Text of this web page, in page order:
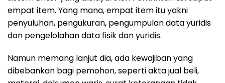
empat item. Yang mana, empat item itu yakni
penyuluhan, pengukuran, pengumpulan data yuridis
dan pengelolahan data fisik dan yuridis.
Namun memang lanjut dia, ada kewajiban yang
dibebankan bagi pemohon, seperti akta jual beli,